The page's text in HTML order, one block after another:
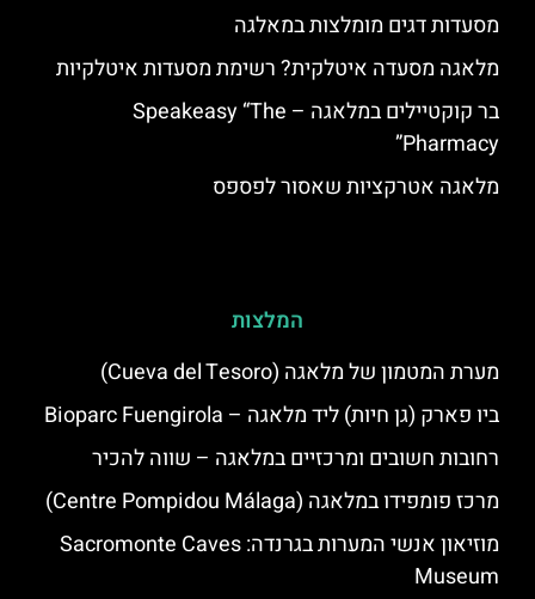
מסעדות דגים מומלצות במאלגה
מלאגה מסעדה איטלקית? רשימת מסעדות איטלקיות
בר קוקטיילים במלאגה – Speakeasy “The
Pharmacy”
מלאגה אטרקציות שאסור לפספס
המלצות
מערת המטמון של מלאגה (Cueva del Tesoro)
ביו פארק (גן חיות) ליד מלאגה – Bioparc Fuengirola
רחובות חשובים ומרכזיים במלאגה – שווה להכיר
מרכז פומפידו במלאגה (Centre Pompidou Málaga)
מוזיאון אנשי המערות בגרנדה: Sacromonte Caves
Museum